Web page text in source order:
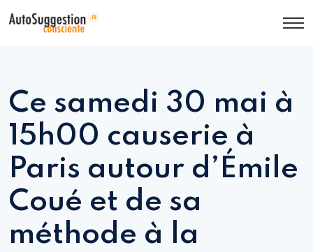
Ce samedi 30 mai à
15h00 causerie à
Paris autour d’Émile
Coué et de sa
méthode à la